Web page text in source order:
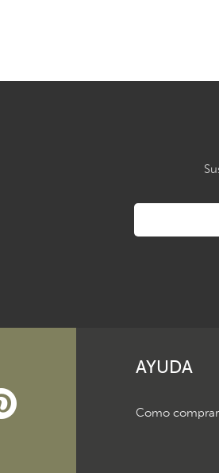
AYUDA
Como comprar